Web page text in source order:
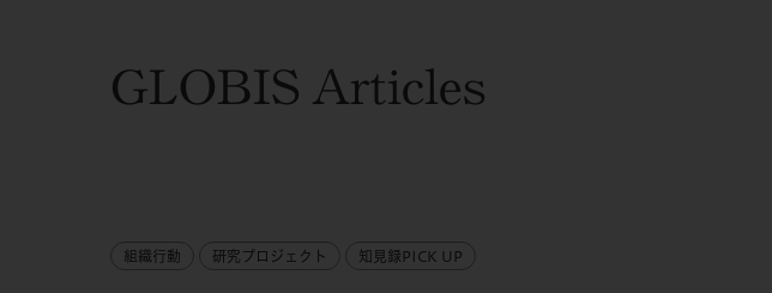
GLOBIS Articles
組織行動 研究プロジェクト 知見録PICK UP